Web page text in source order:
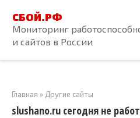
контенту
СБОЙ.РФ
Мониторинг
и сайтов в России
Главная » Другие сайты
slushano.ru сегодня не